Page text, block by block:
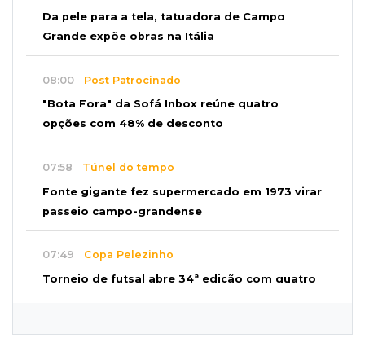
Da pele para a tela, tatuadora de Campo
Grande expõe obras na Itália
08:00 Post Patrocinado
"Bota Fora" da Sofá Inbox reúne quatro
opções com 48% de desconto
07:58 Túnel do tempo
Fonte gigante fez supermercado em 1973 virar
passeio campo-grandense
07:49 Copa Pelezinho
Torneio de futsal abre 34ª edição com quatro